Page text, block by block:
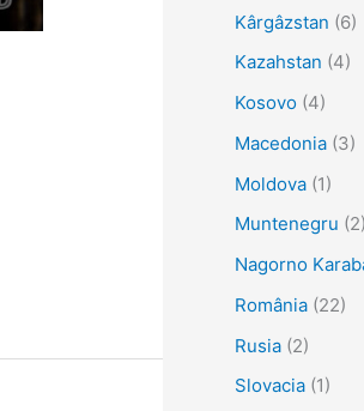
Kârgâzstan (6)
Kazahstan (4)
Kosovo(4)
Macedonia(3)
Moldova(1)
Muntenegru (2)
Nagorno
România(22)
Rusia(2)
Slovacia(1)